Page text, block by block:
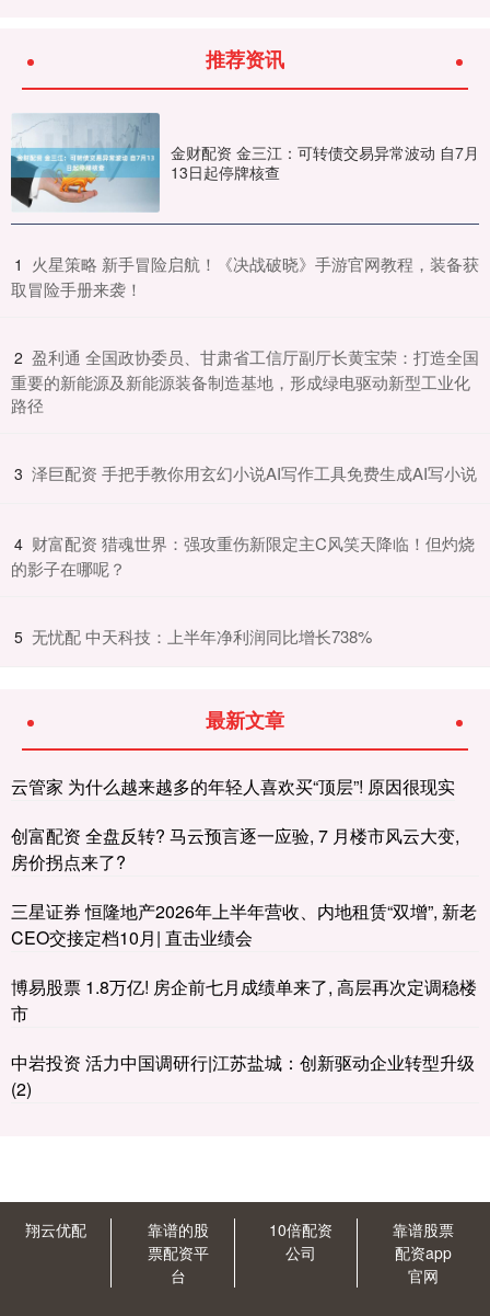
推荐资讯
金财配资 金三江：可转债交易异常波动 自7月
13日起停牌核查
1 ​火星策略 新手冒险启航！《决战破晓》手游官网教程，装备获
取冒险手册来袭！
2 ​盈利通 全国政协委员、甘肃省工信厅副厅长黄宝荣：打造全国
重要的新能源及新能源装备制造基地，形成绿电驱动新型工业化
路径
3 ​泽巨配资 手把手教你用玄幻小说AI写作工具免费生成AI写小说
4 ​财富配资 猎魂世界：强攻重伤新限定主C风笑天降临！但灼烧
的影子在哪呢？
5 ​无忧配 中天科技：上半年净利润同比增长738%
最新文章
云管家 为什么越来越多的年轻人喜欢买“顶层”! 原因很现实
创富配资 全盘反转? 马云预言逐一应验, 7 月楼市风云大变,
房价拐点来了?
三星证券 恒隆地产2026年上半年营收、内地租赁“双增”, 新老
CEO交接定档10月| 直击业绩会
博易股票 1.8万亿! 房企前七月成绩单来了, 高层再次定调稳楼
市
中岩投资 活力中国调研行|江苏盐城：创新驱动企业转型升级
(2)
翔云优配
靠谱的股
票配资平
台
10倍配资
公司
靠谱股票
配资app
官网